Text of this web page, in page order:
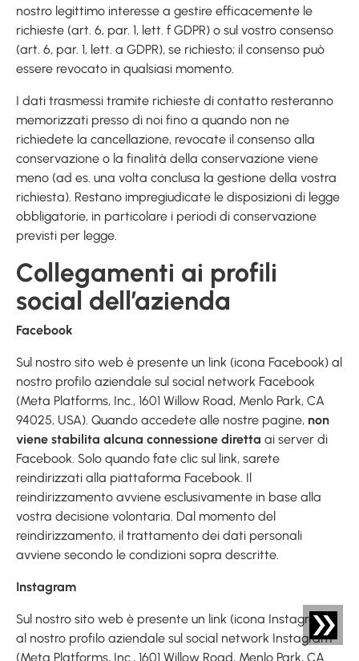
nostro legittimo interesse a gestire efficacemente le
richieste (art. 6, par. 1, lett. f GDPR) o sul vostro consenso
(art. 6, par. 1, lett. a GDPR), se richiesto; il consenso può
essere revocato in qualsiasi momento.
I dati trasmessi tramite richieste di contatto resteranno
memorizzati presso di noi fino a quando non ne
richiedete la cancellazione, revocate il consenso alla
conservazione o la finalità della conservazione viene
meno (ad es. una volta conclusa la gestione della vostra
richiesta). Restano impregiudicate le disposizioni di legge
obbligatorie, in particolare i periodi di conservazione
previsti per legge.
Collegamenti ai profili
social dell’azienda
Facebook
Sul nostro sito web è presente un link (icona Facebook) al
nostro profilo aziendale sul social network Facebook
(Meta Platforms, Inc., 1601 Willow Road, Menlo Park, CA
94025, USA). Quando accedete alle nostre pagine, non
viene stabilita alcuna connessione diretta ai server di
Facebook. Solo quando fate clic sul link, sarete
reindirizzati alla piattaforma Facebook. Il
reindirizzamento avviene esclusivamente in base alla
vostra decisione volontaria. Dal momento del
reindirizzamento, il trattamento dei dati personali
avviene secondo le condizioni sopra descritte.
Instagram
Sul nostro sito web è presente un link (icona Instagram)
al nostro profilo aziendale sul social network Instagram
(Meta Platforms, Inc., 1601 Willow Road, Menlo Park, CA